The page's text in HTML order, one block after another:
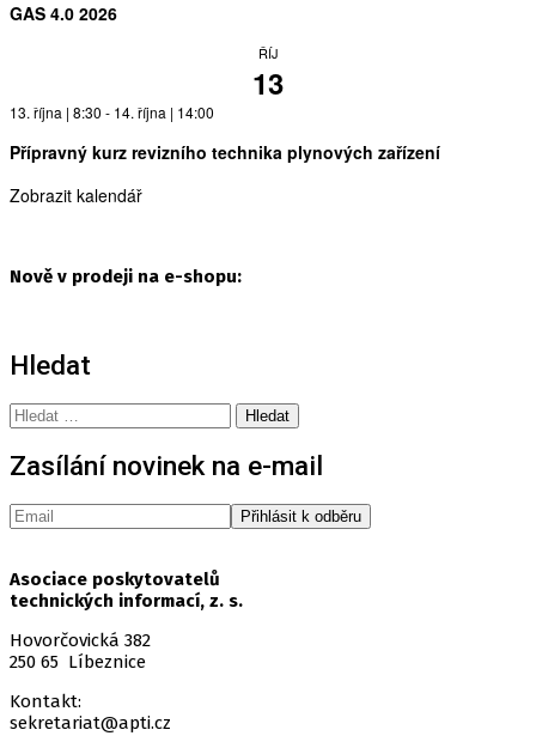
GAS 4.0 2026
ŘÍJ
13
13. října | 8:30 - 14. října | 14:00
Přípravný kurz revizního technika plynových zařízení
Zobrazit kalendář
Nově v prodeji na e-shopu:
Hledat
Vyhledávání
Zasílání novinek na e-mail
Asociace poskytovatelů
technických informací, z. s.
Hovorčovická 382
250 65 Líbeznice
Kontakt:
sekretariat@apti.cz